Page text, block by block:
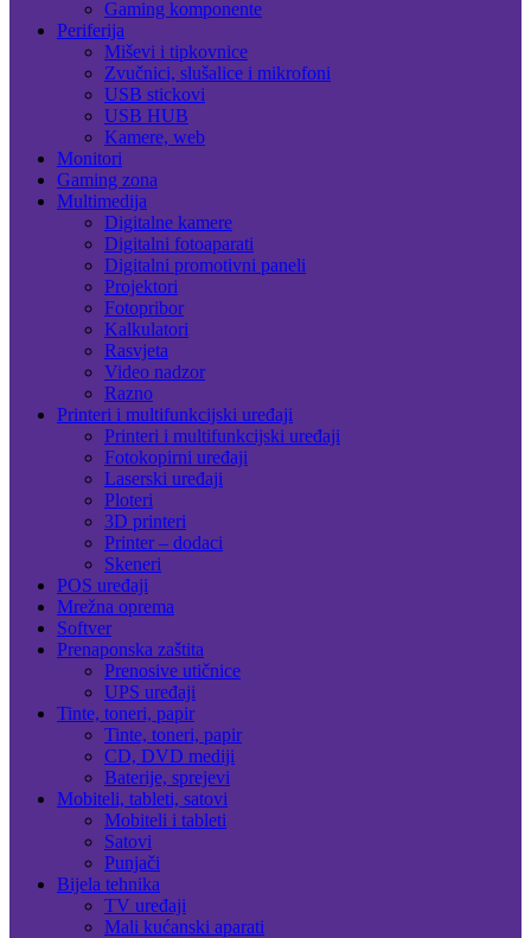
Gaming komponente
Periferija
Miševi i tipkovnice
Zvučnici, slušalice i mikrofoni
USB stickovi
USB HUB
Kamere, web
Monitori
Gaming zona
Multimedija
Digitalne kamere
Digitalni fotoaparati
Digitalni promotivni paneli
Projektori
Fotopribor
Kalkulatori
Rasvjeta
Video nadzor
Razno
Printeri i multifunkcijski uređaji
Printeri i multifunkcijski uređaji
Fotokopirni uređaji
Laserski uređaji
Ploteri
3D printeri
Printer – dodaci
Skeneri
POS uređaji
Mrežna oprema
Softver
Prenaponska zaštita
Prenosive utičnice
UPS uređaji
Tinte, toneri, papir
Tinte, toneri, papir
CD, DVD mediji
Baterije, sprejevi
Mobiteli, tableti, satovi
Mobiteli i tableti
Satovi
Punjači
Bijela tehnika
TV uređaji
Mali kućanski aparati